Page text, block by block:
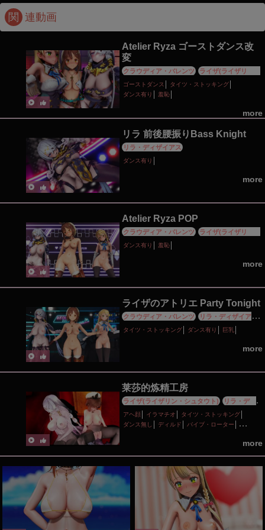
関 連動画
Atelier Ryza ゴーストダンス改
変
クラウディア・バレンツ
ライザ(ライザリン・
シュタウト)
リラ・ディザイアス
ゴーストダンス
タイツ・ストッキング
ダンス有り
羞恥
more
リラ 前後腰振りBass Knight
リラ・ディザイアス
ダンス有り
more
Atelier Ryza POP
クラウディア・バレンツ
ライザ(ライザリン・
シュタウト)
リラ・ディザイアス
ダンス有り 羞恥
more
ライザのアトリエ Party Tonight
クラウディア・バレンツ
リラ・ディザイア
ス
タイツ・ストッキング ダンス有り 巨乳
more
莱莎的炼精工房
ライザ(ライザリン・シュタウト)
リラ・ディ
ザイアス
アヘ顔 イラマチオ
タイツ・ストッキング
ダンス無し
ディルド
バイブ・ローター
more